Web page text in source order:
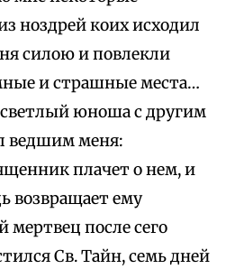
ноздрей коих исходил
силою и повлекли
и страшные места…
юноша с другим
ведшим меня:
плачет о нем, и
возвращает ему
после сего
Св. Тайн, семь дней